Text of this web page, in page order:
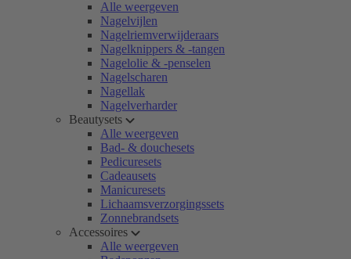
Alle weergeven
Nagelvijlen
Nagelriemverwijderaars
Nagelknippers & -tangen
Nagelolie & -penselen
Nagelscharen
Nagellak
Nagelverharder
Beautysets
Alle weergeven
Bad- & douchesets
Pedicuresets
Cadeausets
Manicuresets
Lichaamsverzorgingssets
Zonnebrandsets
Accessoires
Alle weergeven